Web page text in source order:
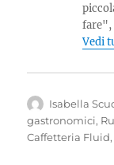
fare",
Vedi
Autore
Isabella
gastronomici,
Caffetteria Fluid